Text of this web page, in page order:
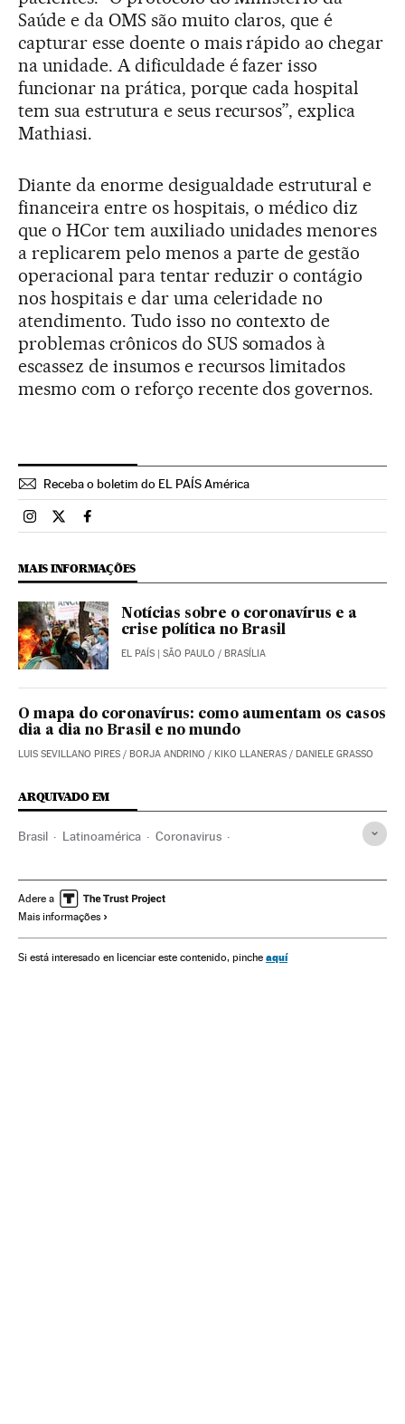
Saúde e da OMS são muito claros, que é
capturar esse doente o mais rápido ao chegar
na unidade. A dificuldade é fazer isso
funcionar na prática, porque cada hospital
tem sua estrutura e seus recursos”, explica
Mathiasi.
Diante da enorme desigualdade estrutural e
financeira entre os hospitais, o médico diz
que o HCor tem auxiliado unidades menores
a replicarem pelo menos a parte de gestão
operacional para tentar reduzir o contágio
nos hospitais e dar uma celeridade no
atendimento. Tudo isso no contexto de
problemas crônicos do SUS somados à
escassez de insumos e recursos limitados
mesmo com o reforço recente dos governos.
Receba o boletim do EL PAÍS América
Brasil El País Brasil en Instagram
Brasil El País Brasil en Twitter
Brasil El País Brasil en Facebook
MAIS INFORMAÇÕES
Notícias sobre o coronavírus e a
crise política no Brasil
EL PAÍS | SÃO PAULO / BRASÍLIA
O mapa do coronavírus: como aumentam os casos
dia a dia no Brasil e no mundo
LUIS SEVILLANO PIRES / BORJA ANDRINO / KIKO LLANERAS / DANIELE GRASSO
ARQUIVADO EM
Brasil Latinoamérica Coronavirus
Enfermedades respiratorias
Pandemia
MS Brasil
Adere a
Mais informações
Si está interesado en licenciar este contenido, pinche aquí